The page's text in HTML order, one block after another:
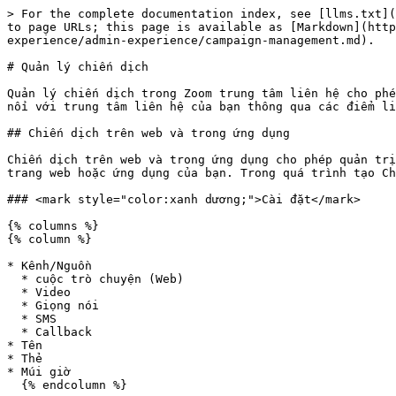
> For the complete documentation index, see [llms.txt](https://library.zoom.com/llms.txt). Markdown versions of documentation pages are available by appending `.md` to page URLs; this page is available as [Markdown](https://library.zoom.com/technical-library/vi/dich-vu-kinh-doanh/zoom-contact-center/zoom-customer-experience/admin-experience/campaign-management.md).

# Quản lý chiến dịch

Quản lý chiến dịch trong Zoom trung tâm liên hệ cho phép quản trị viên tùy chỉnh các điểm truy cập và giao diện của lời mời tương tác, cho phép người tiêu dùng kết nối với trung tâm liên hệ của bạn thông qua các điểm liên hệ trên web hoặc trong ứng dụng, hoặc qua hoạt động tiếp cận Đi.

## Chiến dịch trên web và trong ứng dụng

Chiến dịch trên web và trong ứng dụng cho phép quản trị viên tài khoản tạo, thiết kế và quản lý cách người tiêu dùng tiếp cận trung tâm liên hệ của bạn thông qua trang web hoặc ứng dụng của bạn. Trong quá trình tạo Chiến dịch, các cài đặt sau có thể cấu hình được.

### <mark style="color:xanh dương;">Cài đặt</mark>

{% columns %}
{% column %}

* Kênh/Nguồn
  * cuộc trò chuyện (Web)
  * Video
  * Giọng nói
  * SMS
  * Callback
* Tên
* Thẻ
* Múi giờ
  {% endcolumn %}

{% column %}

* Flow
* Mô tả (Tùy chọn)
* Ngày bắt đầu
* Ngày kết thúc (Tùy chọn)
* Ngôn ngữ
  * Một ngôn ngữ
  * Nhiều ngôn ngữ
  * [Ngôn ngữ được hỗ trợ](/technical-library/vi/dich-vu-kinh-doanh/zoom-contact-center/zoom-customer-experience/overview/zoom-contact-center-features.md#language-support)
    {% endcolumn %}
    {% endcolumns %}

### <mark style="color:xanh dương;">lời mời</mark>

* Lời mời mặc định
* Lời mời tùy chỉnh
  * Tên
  * Kích thước nút (pixel)
  * Hình dạng biểu tượng (Hỗ trợ tùy chỉnh)
  * Bán kính góc
  * Phông chữ
  * Văn bản
  * Vị trí

<div data-with-frame="true"><figure><img src="https://lh7-rt.googleusercontent.com/docsz/AD_4nXerYsDPfp6r7se6mw_TbUkgjdxQYBJZjDRkyJ2Xn-_FaL5EUgsC1JaEaYJoNfoy2Y_K4y6yGrWB5o-KzE3T59GTgKw5y0JLQZI1kRwT-YEprfuAcBAX94MMMVPp_nYYir7vN8-tfg?key=KRgQ_4ail54dHZXUquLpIw" alt="" width="563"><figcaption></figcaption></figure></div>

### <mark style="color:xanh dương;">Vị trí chiến dịch</mark>

* Tất cả Vị trí tương tác
* Vị trí tùy chỉnh
  * Xác định qua URL trang/xâu truy vấn
  * Xác định qua biểu thức chính quy

<div align="center" data-with-frame="true"><figure><img src="https://lh7-rt.googleusercontent.com/docsz/AD_4nXcsggeXeC4LKPEF0VsT5Ath-z6xScEaPOJTUUH2Xe5Jnzg943oS8LEc1IqIKpmSlGZHa7njwOwfZ-uRyLXvu_4LCqrnOZIuG9wahyOvlJg8RXQuLdCQTIxRoSwLSbT2LeUXafwSPg?key=KRgQ_4ail54dHZXUquLpIw" alt="" width="563"><figcaption></figcaption></figure></div>

### <mark style="color:xanh dương;">Cửa sổ tương tác cho cuộc trò chuyện web</mark>

* Giao diện mặc định
* Cửa sổ tương tác tùy chỉnh
  * Tên
  * Mô tả (Tùy chọn)
  * Chiều cao cửa sổ
  * Bật “Tải xuống bản chép lời”
  * Bật “Email bản chép lời”
  * Biểu tượng thanh tiêu đề
  * Kích thước biểu tượng
  * Màu nền và màu biểu tượng
  * Phông chữ nhắn tin
  * Màu có thể điều chỉnh cho:
    * Tin nhắn của người tiêu dùng
    * Tin nhắn thương hiệu
    * Nút trả lời nhanh
    * Nút Lời kêu gọi hành động
    * Thẻ cơ sở tri thức
  * Căn chỉnh nút trả lời nhanh
    * Xếp chồng
    * Cùng dòng
    * Toàn chiều rộng

<div